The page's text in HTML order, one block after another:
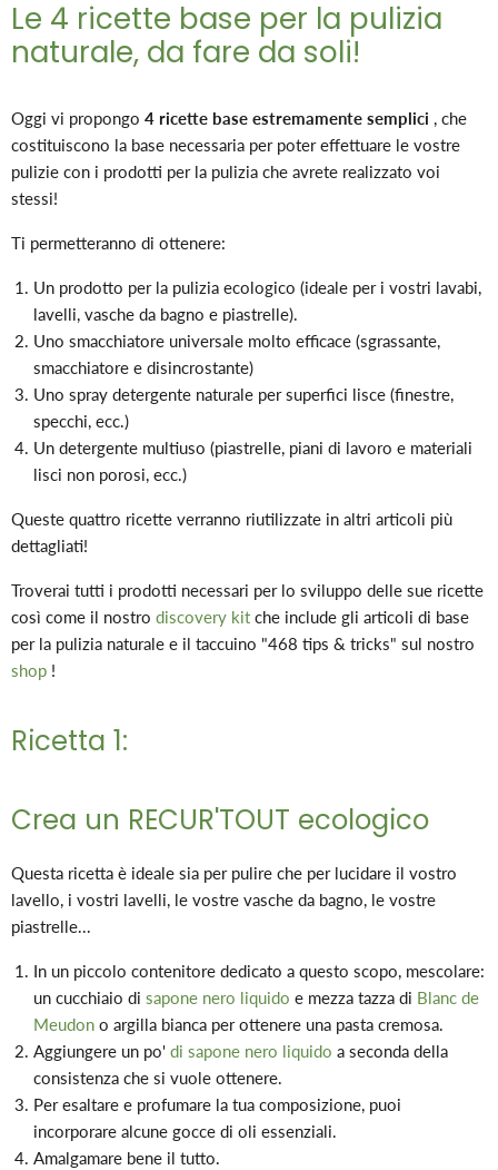
Le 4 ricette base per la pulizia
naturale, da fare da soli!
Oggi vi propongo 4 ricette base estremamente semplici , che
costituiscono la base necessaria per poter effettuare le vostre
pulizie con i prodotti per la pulizia che avrete realizzato voi
stessi!
Ti permetteranno di ottenere:
Un prodotto per la pulizia ecologico (ideale per i vostri lavabi,
lavelli, vasche da bagno e piastrelle).
Uno smacchiatore universale molto efficace (sgrassante,
smacchiatore e disincrostante)
Uno spray detergente naturale per superfici lisce (finestre,
specchi, ecc.)
Un detergente multiuso (piastrelle, piani di lavoro e materiali
lisci non porosi, ecc.)
Queste quattro ricette verranno riutilizzate in altri articoli più
dettagliati!
Troverai tutti i prodotti necessari per lo sviluppo delle sue ricette
così come il nostro discovery kit che include gli articoli di base
per la pulizia naturale e il taccuino "468 tips & tricks" sul nostro
shop !
Ricetta 1:
Crea un RECUR'TOUT ecologico
Questa ricetta è ideale sia per pulire che per lucidare il vostro
lavello, i vostri lavelli, le vostre vasche da bagno, le vostre
piastrelle...
In un piccolo contenitore dedicato a questo scopo, mescolare:
un cucchiaio di sapone nero liquido e mezza tazza di Blanc de
Meudon o argilla bianca per ottenere una pasta cremosa.
Aggiungere un po' di sapone nero liquido a seconda della
consistenza che si vuole ottenere.
Per esaltare e profumare la tua composizione, puoi
incorporare alcune gocce di oli essenziali.
Amalgamare bene il tutto.